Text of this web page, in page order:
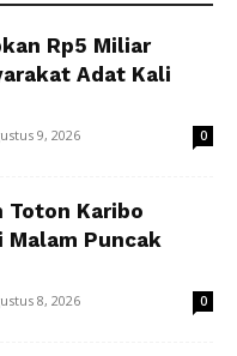
Rp5 Miliar
Adat Kali
9, 2026 0
Toton Karibo
Malam Puncak
8, 2026 0